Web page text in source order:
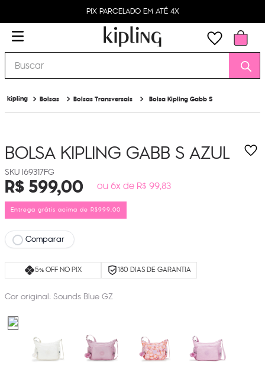
PIX PARCELADO EM ATÉ 4X
Buscar
Bolsas Bolsas Transversais Bolsa Kipling Gabb S
BOLSA KIPLING GABB SAZUL
I69317FG
R$599,00 ou 6x de R$ 99,83
Entrega grátis acima de R$999,00
Comparar
5% OFF NO PIX 180 DIAS DE GARANTIA
Cor original: Sounds Blue GZ